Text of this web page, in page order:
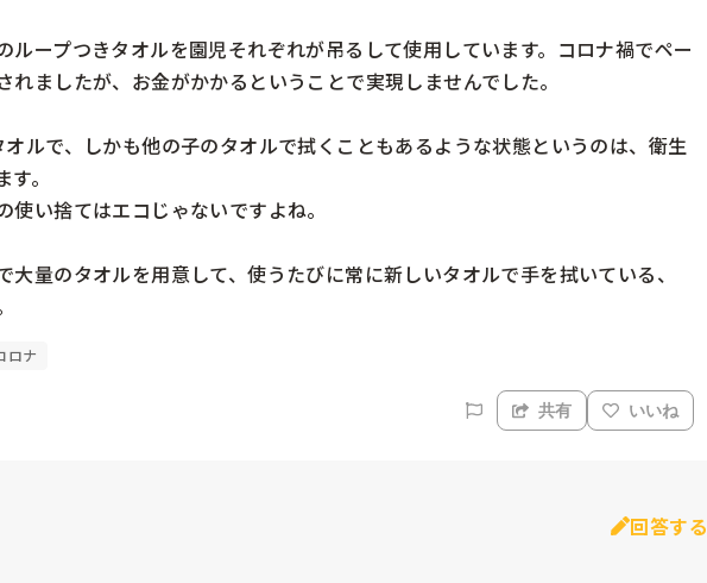
ループつきタオルを園児それぞれが吊るして使用しています。コロナ禍でペー
れましたが、お金がかかるということで実現しませんでした。
ルで、しかも他の子のタオルで拭くこともあるような状態というのは、衛生
。
使い捨てはエコじゃないですよね。
大量のタオルを用意して、使うたびに常に新しいタオルで手を拭いている、
ロナ
共有 いいね
回答する